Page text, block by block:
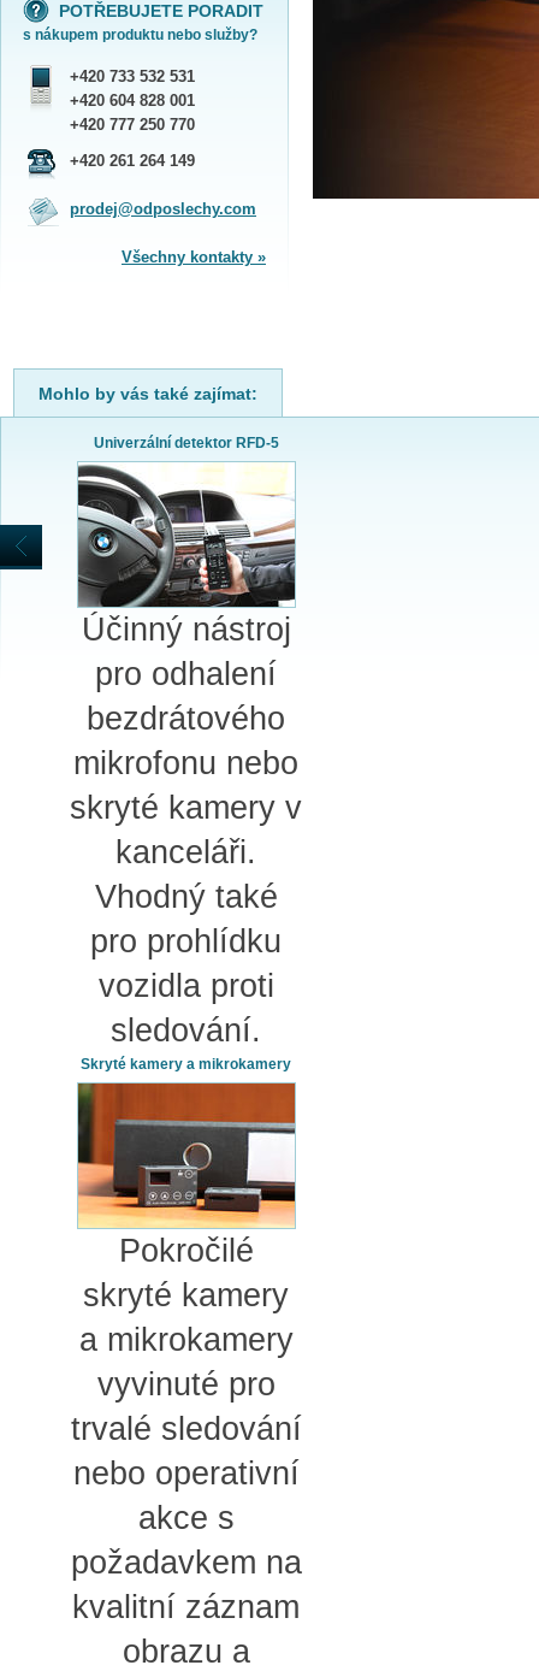
Praha - DNES
ČR - ZÍTRA DO 17 HODIN
Dále zasíláme zboží Obchodním
balíkem České pošty nebo přepravní
službou PPL.
SHOWROOM PRAHA
Náš sortiment si můžete
prohlédnout, vyzkoušet a zakoupit
Jsme zkušení odborníci a rádi vám s
zajišťujeme se společnosti ESSOX
(Komerční banka, a.s.)
POTŘEBUJETE PORADIT
s nákupem produktu nebo služby?
+420 733 532 531
+420 604 828 001
+420 777 250 770
+420 261 264 149
prodej@odposlechy.com
Všechny kontakty »
Mohlo by vás také zajímat:
Univerzální detektor RFD-5
Účinný nástroj
pro odhalení
bezdrátového
mikrofonu nebo
skryté kamery v
kanceláři.
Vhodný také
pro prohlídku
vozidla proti
sledování.
Skryté kamery a mikrokamery
Pokročilé
skryté kamery
a mikrokamery
vyvinuté pro
trvalé sledování
nebo operativní
akce s
požadavkem na
kvalitní záznam
obrazu a